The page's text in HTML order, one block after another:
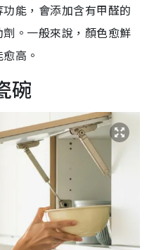
能，會添加含有甲醛的
。一般來說，顏色愈鮮
高。
碗